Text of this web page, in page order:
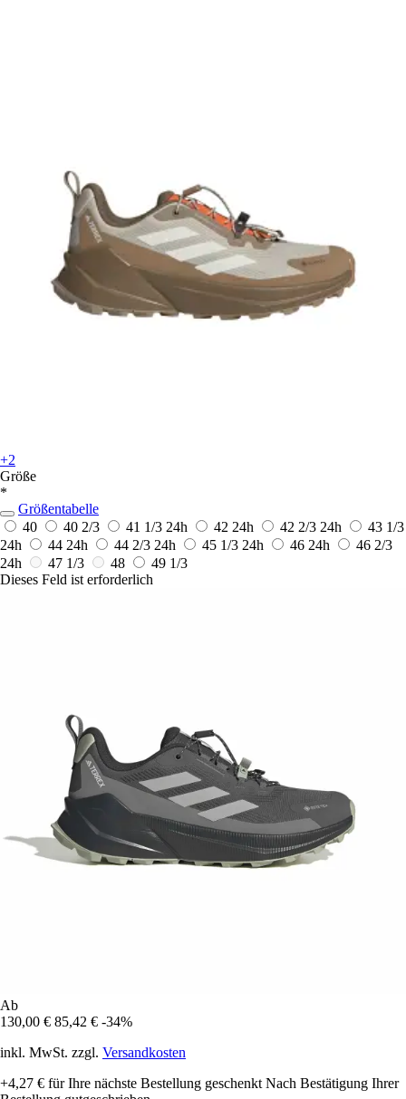
+2
Größe
*
Größentabelle
40
40 2/3 41 1/3 24h 42 24h 42 2/3 24h
43 1/3
24h
44 24h 44 2/3 24h 45 1/3 24h 46 24h
46 2/3
24h
47 1/3 48
49 1/3
Dieses Feld ist erforderlich
Ab
130,00 € 85,42 € -34%
inkl. MwSt. zzgl. Versandkosten
+4,27 € für Ihre nächste Bestellung geschenkt Nach Bestätigung Ihrer